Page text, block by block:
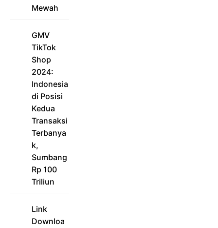
Mewah
GMV
TikTok
Shop
2024:
Indonesia
di Posisi
Kedua
Transaksi
Terbanya
k,
Sumbang
Rp 100
Triliun
Link
Downloa